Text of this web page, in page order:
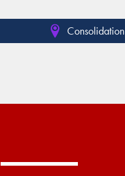
Consolidation